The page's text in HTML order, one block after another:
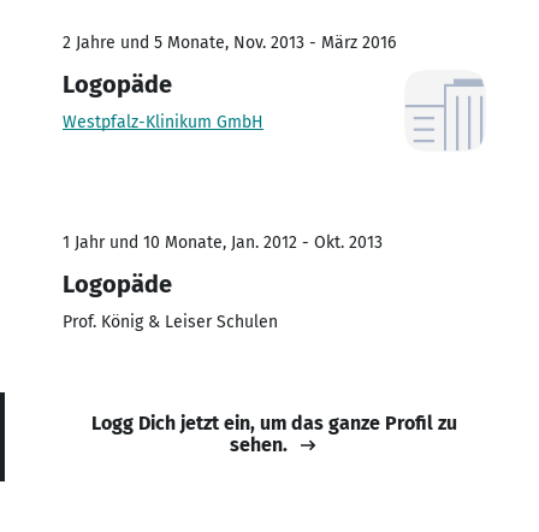
2 Jahre und 5 Monate, Nov. 2013 - März 2016
Logopäde
Westpfalz-Klinikum GmbH
1 Jahr und 10 Monate, Jan. 2012 - Okt. 2013
Logopäde
Prof. König & Leiser Schulen
Logg Dich jetzt ein, um das ganze Profil zu
sehen.